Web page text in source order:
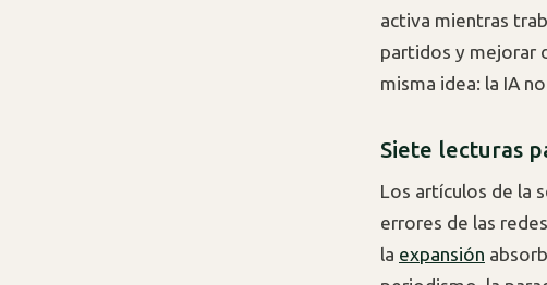
activa mientras
partidos y mejorar
misma idea: la IA
Siete lecturas
Los artículos de la
errores de las
la expansión